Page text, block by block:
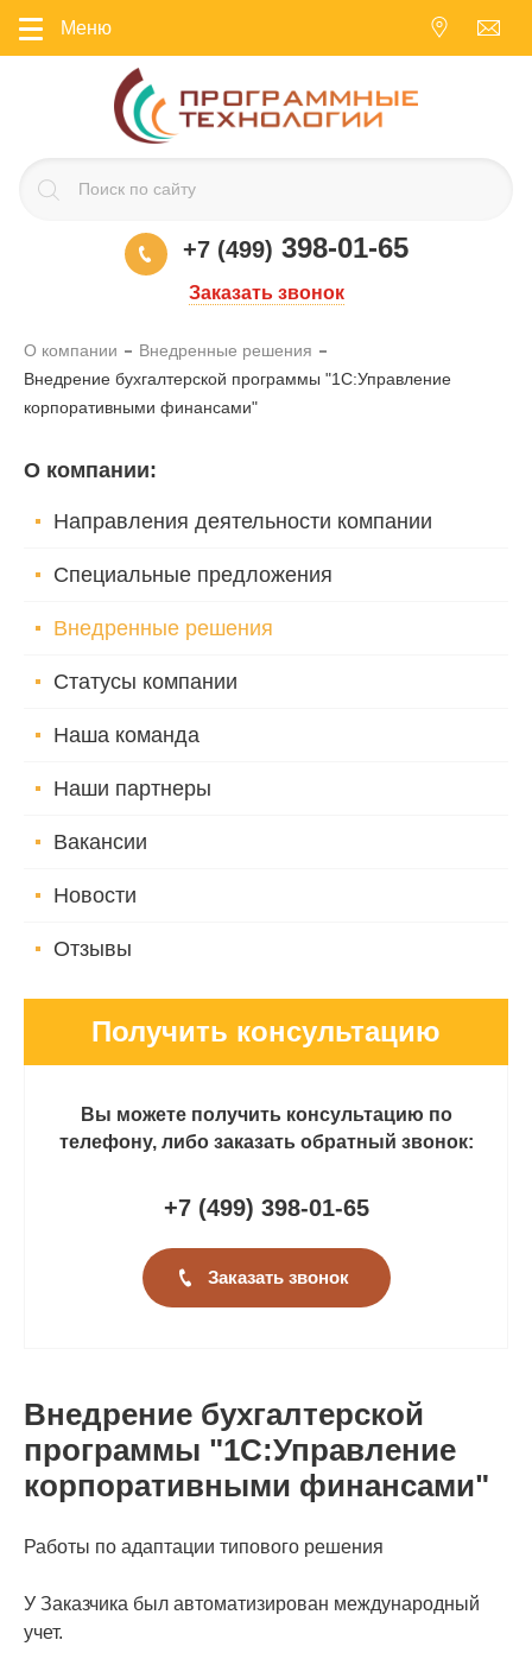
Меню
+7 (499) 398-01-65
Заказать звонок
О компании
Внедренные решения
Внедрение бухгалтерской программы "1С:Управление
корпоративными финансами"
О компании:
Направления деятельности компании
Специальные предложения
Внедренные решения
Статусы компании
Наша команда
Наши партнеры
Вакансии
Новости
Отзывы
Получить консультацию
Вы можете получить консультацию по
телефону, либо заказать обратный звонок:
+7 (499) 398-01-65
Заказать звонок
Внедрение бухгалтерской
программы "1С:Управление
корпоративными финансами"
Работы по адаптации типового решения
У Заказчика был автоматизирован международный
учет.